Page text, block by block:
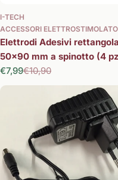
I-TECH
ACCESSORI
Elettrodi Adesivi
50x90 mm a spinotto (4
Prezzo
di
€7,99
Prezzo
normale
€10,90